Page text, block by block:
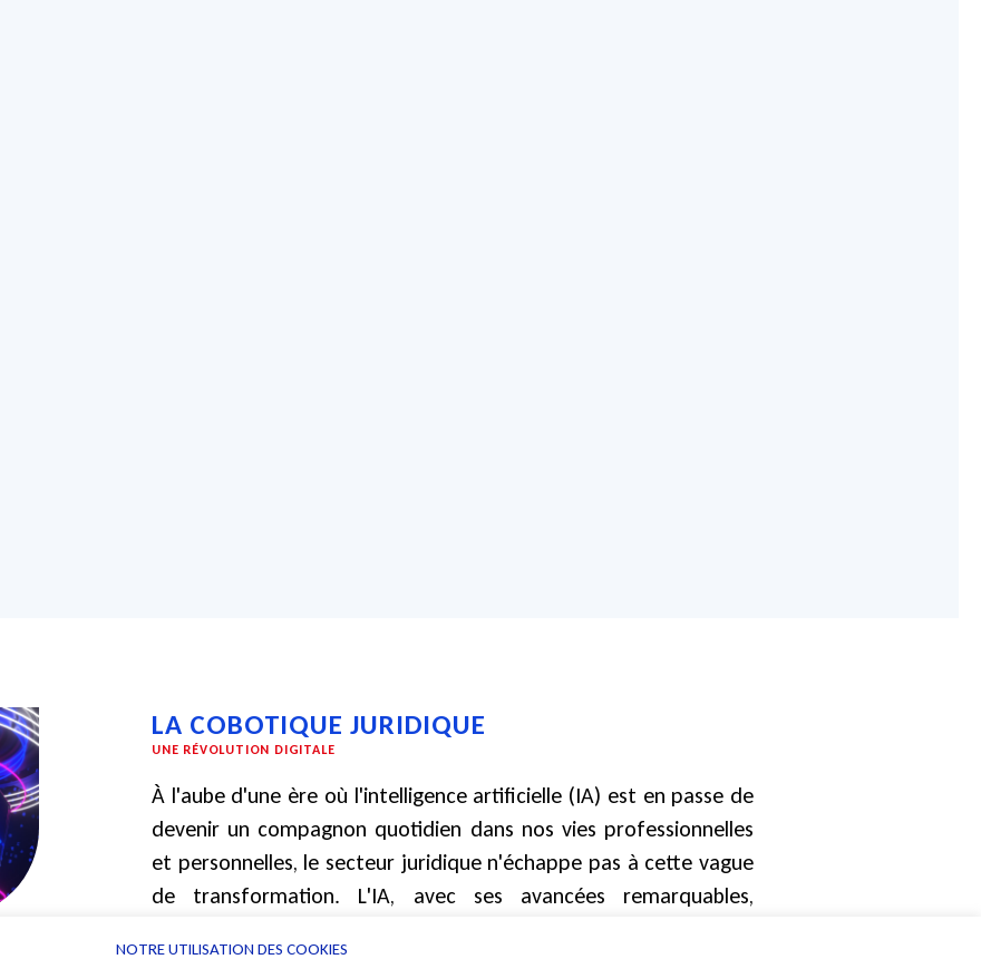
LA COBOTIQUE JURIDIQUE
UNE RÉVOLUTION DIGITALE
À l'aube d'une ère où l'intelligence artificielle (IA) est en passe de
devenir un compagnon quotidien dans nos vies professionnelles
et personnelles, le secteur juridique n'échappe pas à cette vague
de transformation. L'IA, avec ses avancées remarquables,
juridique, en facilitant la recherche, la rédaction et la
NOTRE UTILISATION DES COOKIES